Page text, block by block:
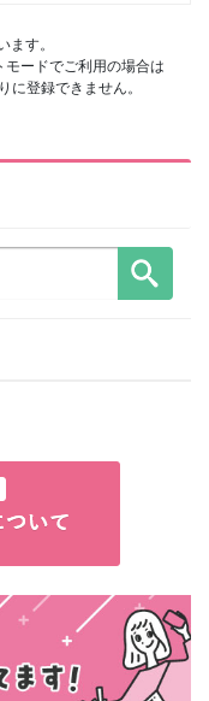
ます。
ードでご利用の場合は
登録できません。